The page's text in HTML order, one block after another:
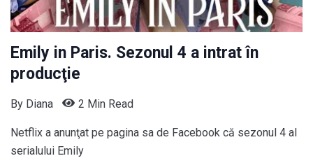
Emily in Paris. Sezonul 4 a intrat în
producţie
By Diana 2 Min Read
Netflix a anunţat pe pagina sa de Facebook că sezonul 4 al
serialului Emily